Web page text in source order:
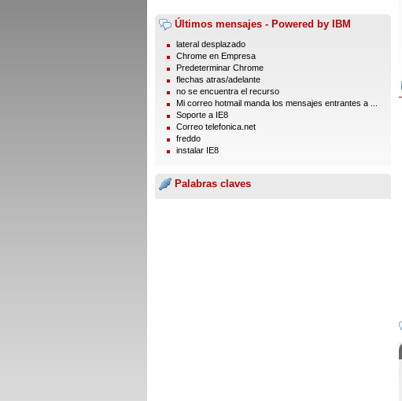
Últimos mensajes - Powered by IBM
lateral desplazado
Chrome en Empresa
Predeterminar Chrome
flechas atras/adelante
no se encuentra el recurso
Mi correo hotmail manda los mensajes entrantes a ...
Soporte a IE8
Correo telefonica.net
freddo
instalar IE8
Palabras claves